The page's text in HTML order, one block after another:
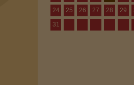
24
25 26 27 28 29
31